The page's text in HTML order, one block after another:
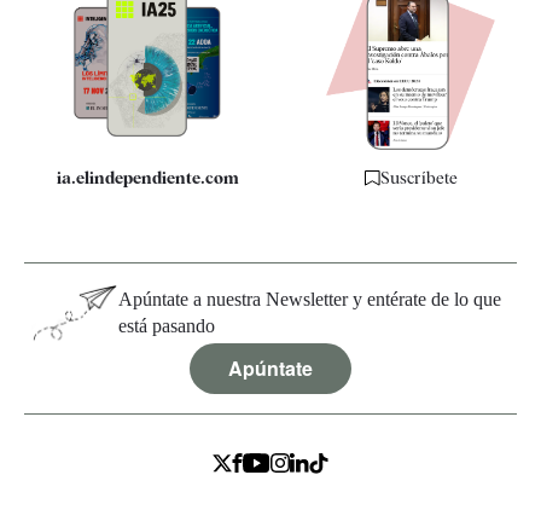
Quiénes somos
Especificaciones
ia.elindependiente.com Suscríbete
Apúntate a nuestra Newsletter y entérate de lo que
está pasando
Apúntate